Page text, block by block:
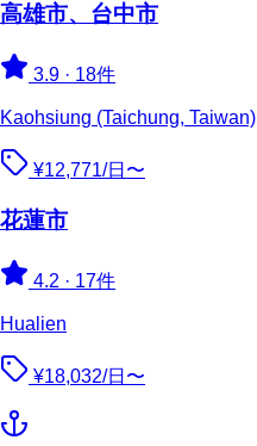
高雄市、台中市
3.9 · 18件
Kaohsiung (Taichung, Taiwan)
¥12,771/日〜
花蓮市
4.2 · 17件
Hualien
¥18,032/日〜